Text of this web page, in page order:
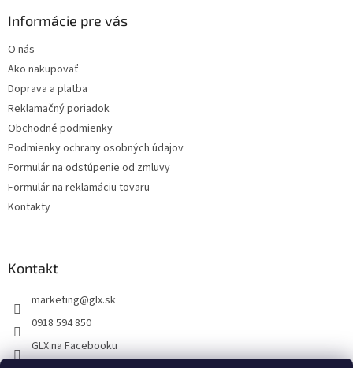
i
Informácie pre vás
O nás
Ako nakupovať
Doprava a platba
Reklamačný poriadok
Obchodné podmienky
Podmienky ochrany osobných údajov
Formulár na odstúpenie od zmluvy
Formulár na reklamáciu tovaru
Kontakty
Kontakt
marketing@glx.sk
0918 594 850
GLX na Facebooku